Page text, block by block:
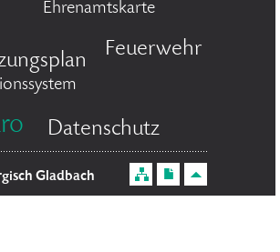
Ehrenamtskarte
Feuerwehr
Datenschutz
Gladbach